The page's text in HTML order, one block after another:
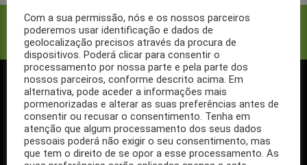
Facebook Twitter
SIGA-NOS NO FACEBOOK
Com a sua permissão, nós e os nossos parceiros
poderemos usar identificação e dados de
geolocalização precisos através da procura de
dispositivos. Poderá clicar para consentir o
processamento por nossa parte e pela parte dos
nossos parceiros, conforme descrito acima. Em
alternativa, pode aceder a informações mais
pormenorizadas e alterar as suas preferências antes de
consentir ou recusar o consentimento. Tenha em
atenção que algum processamento dos seus dados
pessoais poderá não exigir o seu consentimento, mas
que tem o direito de se opor a esse processamento. As